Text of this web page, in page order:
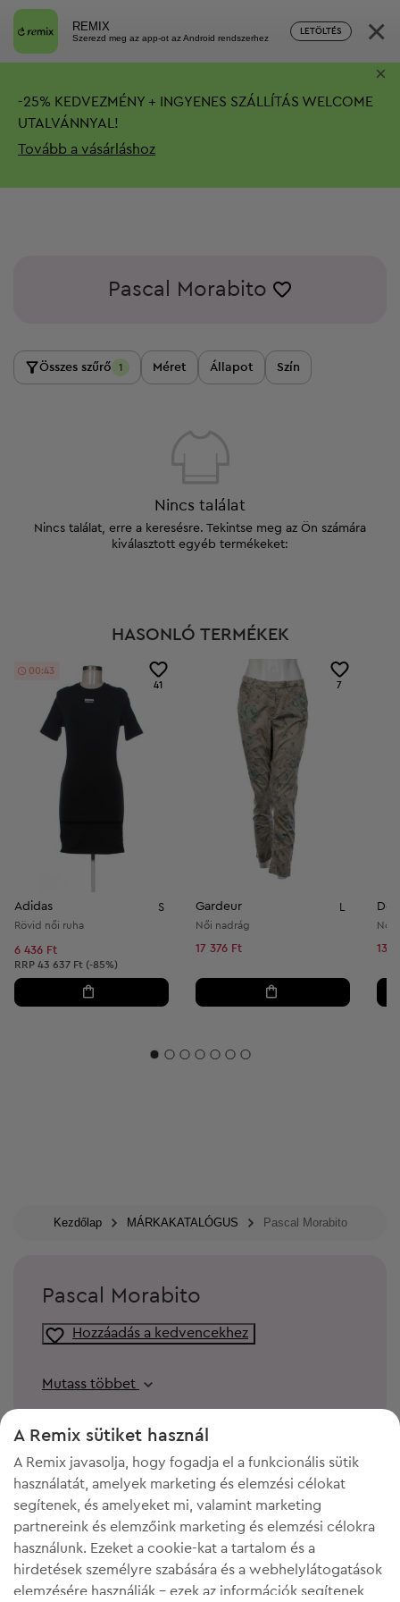
REMIX
Szerezd meg az app-ot az Android rendszerhez
LETÖLTÉS ×
-25% KEDVEZMÉNY + INGYENES SZÁLLÍTÁS WELCOME
UTALVÁNNYAL!
Tovább a vásárláshoz
×
Pascal Morabito
Összes szűrő 1 Méret Állapot Szín
Nincs találat
Nincs találat, erre a keresésre. Tekintse meg az Ön számára
kiválasztott egyéb termékeket:
HASONLÓ TERMÉKEK
41
Adidas S
Rövid női ruha
6 436 Ft
Ajánlott ár:
RRP 43 637 Ft (-85%)
00:43
7
Gardeur L
Női nadrág
17 376 Ft
Női
13
Kezdőlap MÁRKAKATALÓGUS Pascal Morabito
Pascal Morabito
Hozzáadás a kedvencekhez
Mutass többet
A Remix sütiket használ
A Remix javasolja, hogy fogadja el a funkcionális sütik
használatát, amelyek marketing és elemzési célokat
segítenek, és amelyeket mi, valamint marketing
partnereink és elemzőink marketing és elemzési célokra
használunk. Ezeket a cookie-kat a tartalom és a
hirdetések személyre szabására és a webhelylátogatások
elemzésére használják - ezek az információk segítenek